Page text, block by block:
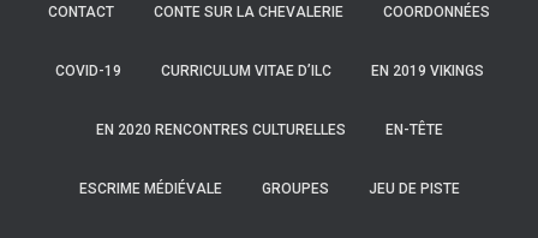
CONTACT CONTE SUR LA CHEVALERIE COORDONNÉES
COVID-19 CURRICULUM VITAE D’ILC EN 2019 VIKINGS
EN 2020 RENCONTRES CULTURELLES EN-TÊTE
ESCRIME MÉDIÉVALE GROUPES JEU DE PISTE